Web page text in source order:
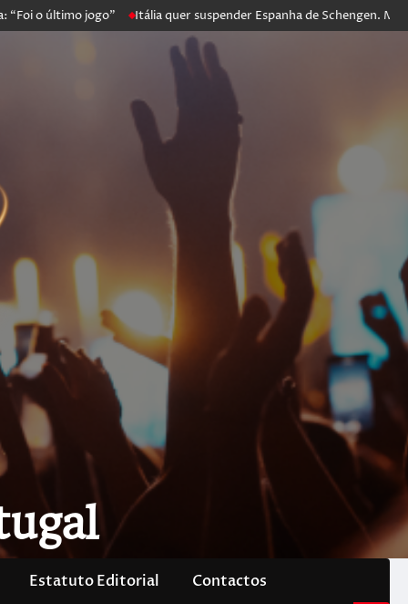
jogo” Itália quer suspender Espanha de Schengen. Madrid
Estatuto Editorial Contactos